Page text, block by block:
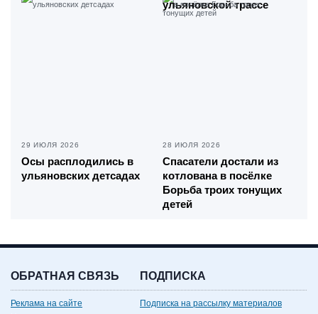
ульяновской трассе
29 ИЮЛЯ 2026
Осы расплодились в
ульяновских детсадах
28 ИЮЛЯ 2026
Спасатели достали из
котлована в посёлке
Борьба троих тонущих
детей
ОБРАТНАЯ СВЯЗЬ
Реклама на сайте
ПОДПИСКА
Подписка на рассылку материалов